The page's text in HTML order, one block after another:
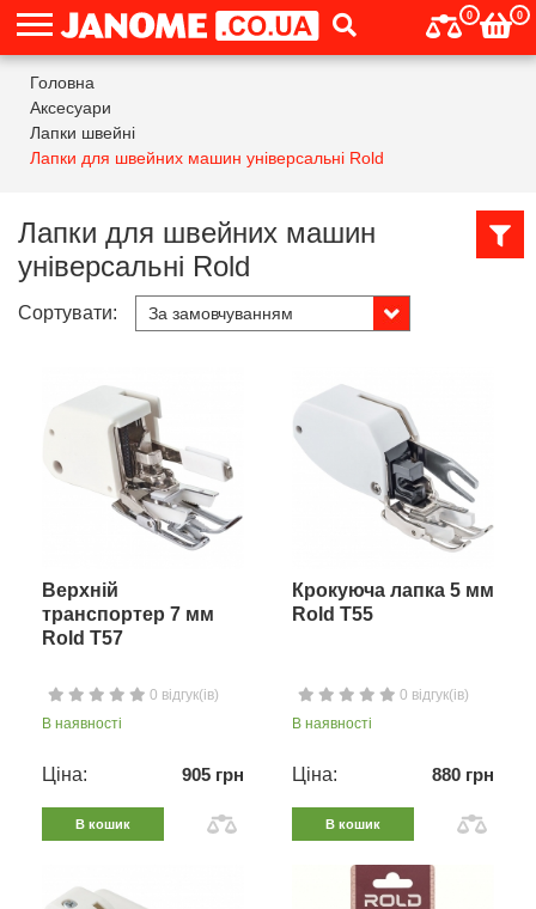
0 0
Головна
Аксесуари
Лапки швейні
Лапки для швейних машин універсальні Rold
Лапки для швейних машин
універсальні Rold
Сортувати:
Верхній
транспортер 7 мм
Rold T57
0 відгук(ів)
В наявності
Ціна: 905 грн
В кошик
Крокуюча лапка 5 мм
Rold T55
0 відгук(ів)
В наявності
Ціна: 880 грн
В кошик